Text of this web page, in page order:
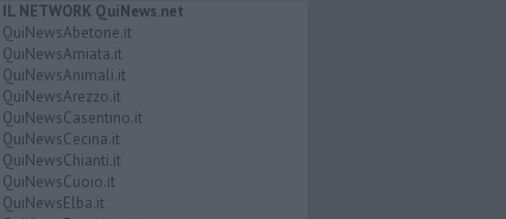
IL NETWORK QuiNews.net
QuiNewsAbetone.it
QuiNewsAmiata.it
QuiNewsAnimali.it
QuiNewsArezzo.it
QuiNewsCasentino.it
QuiNewsCecina.it
QuiNewsChianti.it
QuiNewsCuoio.it
QuiNewsElba.it